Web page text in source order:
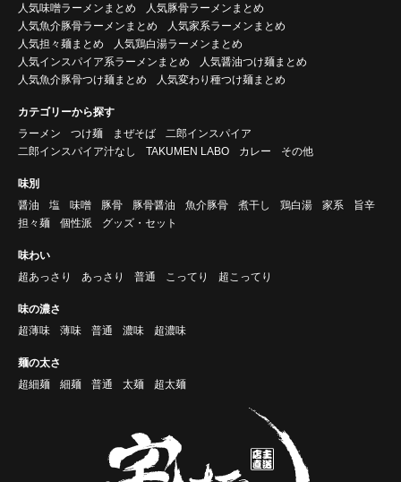
人気味噌ラーメンまとめ
人気豚骨ラーメンまとめ
人気魚介豚骨ラーメンまとめ
人気家系ラーメンまとめ
人気担々麺まとめ
人気鶏白湯ラーメンまとめ
人気インスパイア系ラーメンまとめ
人気醤油つけ麺まとめ
人気魚介豚骨つけ麺まとめ
人気変わり種つけ麺まとめ
カテゴリーから探す
ラーメン
つけ麺 まぜそば
二郎インスパイア
二郎インスパイア汁なし
TAKUMEN LABO カレー その他
味別
醤油
塩 味噌 豚骨 豚骨醤油 魚介豚骨 煮干し 鶏白湯 家系
旨辛
担々麺
個性派 グッズ・セット
味わい
超あっさり
あっさり 普通 こってり 超こってり
味の濃さ
超薄味
薄味 普通 濃味 超濃味
麺の太さ
超細麺
細麺 普通 太麺 超太麺